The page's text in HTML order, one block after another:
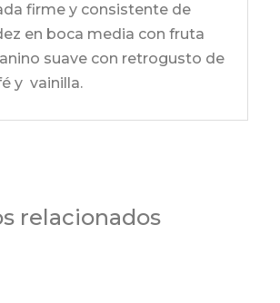
firme y consistente de
en boca media con fruta
suave con retrogusto de
y vainilla.
relacionados